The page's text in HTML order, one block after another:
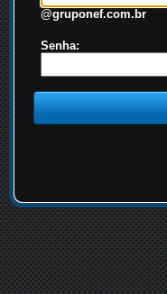
@gruponef.com.br
Senha: